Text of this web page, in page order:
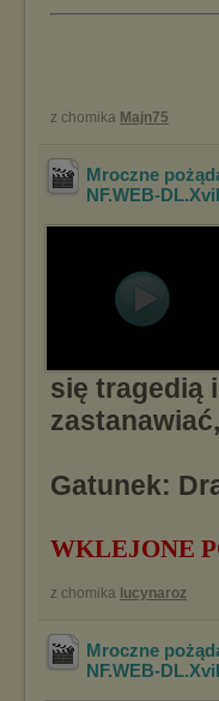
z chomika Majn75
Mroczne
NF.WEB-
się tragedią
Gatunek:
WKLEJONE
z chomika lucynaroz
Mroczne
NF.WEB-